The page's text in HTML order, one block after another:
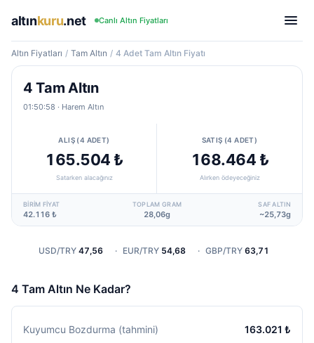
altınkuru.net Canlı Altın Fiyatları
Altın Fiyatları / Tam Altın / 4 Adet Tam Altın Fiyatı
4 Tam Altın
01:50:58 · Harem Altın
ALIŞ (4 ADET)
165.504 ₺
Satarken alacağınız
SATIŞ (4 ADET)
168.464 ₺
Alırken ödeyeceğiniz
BIRIM FIYAT
42.116 ₺
TOPLAM GRAM
28,06g
SAF ALTIN
~25,73g
USD/TRY 47,56 · EUR/TRY 54,68 · GBP/TRY 63,71
4 Tam Altın Ne Kadar?
Kuyumcu Bozdurma (tahmini)
163.021 ₺